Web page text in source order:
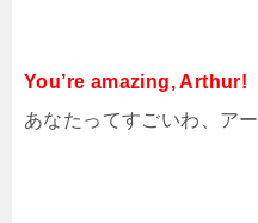
You’re amazing, Arthur!
あなたってすごいわ、アー